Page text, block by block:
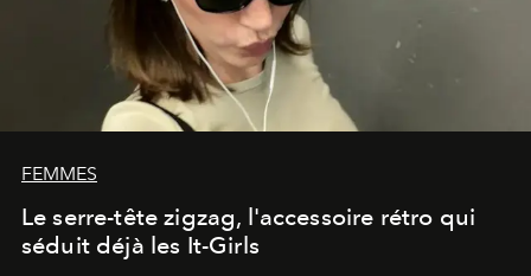
FEMMES
Le serre-tête zigzag, l'accessoire rétro qui
séduit déjà les It-Girls